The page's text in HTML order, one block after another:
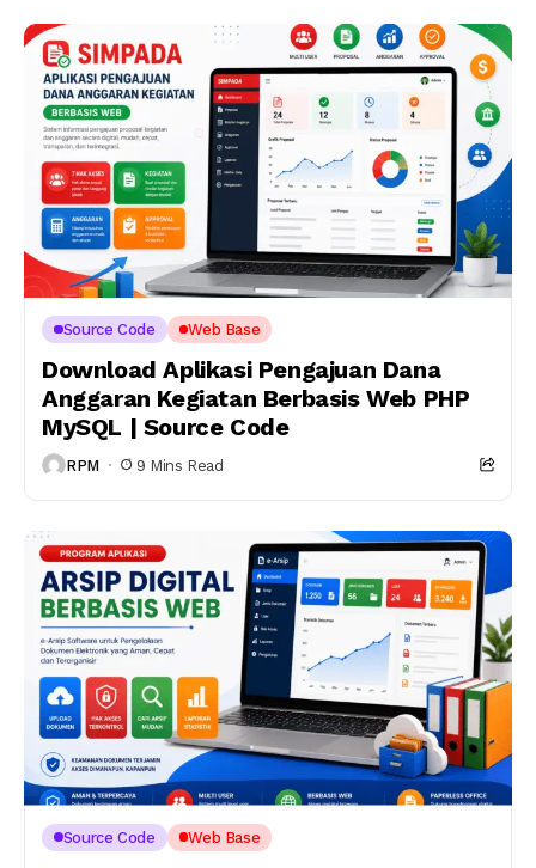
Source Code Web Base
Download Aplikasi Pengajuan Dana
Anggaran Kegiatan Berbasis Web PHP
MySQL | Source Code
RPM 9 Mins Read
Source Code Web Base